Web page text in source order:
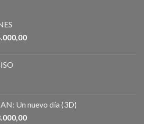
Un nuevo día (3D)